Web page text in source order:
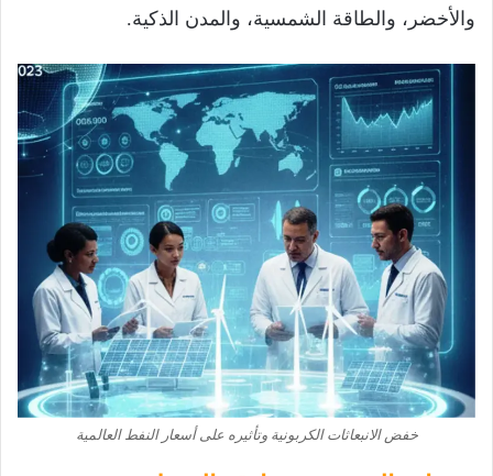
والأخضر، والطاقة الشمسية، والمدن الذكية.
خفض الانبعاثات الكربونية وتأثيره على أسعار النفط العالمية